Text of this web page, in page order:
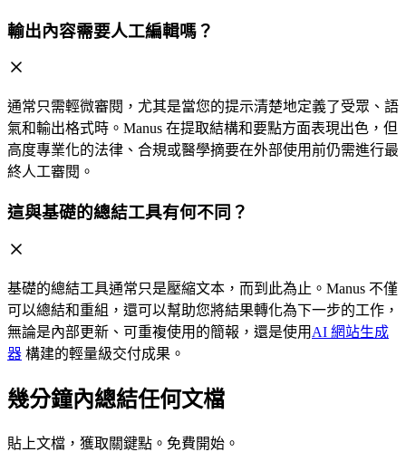
輸出內容需要人工編輯嗎？
通常只需輕微審閱，尤其是當您的提示清楚地定義了受眾、語
氣和輸出格式時。Manus 在提取結構和要點方面表現出色，但
高度專業化的法律、合規或醫學摘要在外部使用前仍需進行最
終人工審閱。
這與基礎的總結工具有何不同？
基礎的總結工具通常只是壓縮文本，而到此為止。Manus 不僅
可以總結和重組，還可以幫助您將結果轉化為下一步的工作，
無論是內部更新、可重複使用的簡報，還是使用 AI 網站生成
器 構建的輕量級交付成果。
幾分鐘內總結任何文檔
貼上文檔，獲取關鍵點。免費開始。